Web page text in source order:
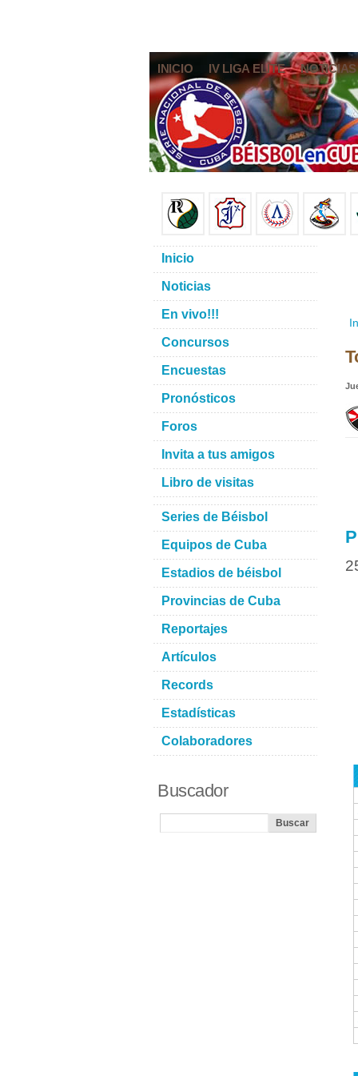
INICIO IV LIGA ELITE NOTICIAS
Inicio
Noticias
En vivo!!!
Concursos
Encuestas
Pronósticos
Foros
Invita a tus amigos
Libro de visitas
Series de Béisbol
Equipos de Cuba
Estadios de béisbol
Provincias de Cuba
Reportajes
Artículos
Records
Estadísticas
Colaboradores
Buscador